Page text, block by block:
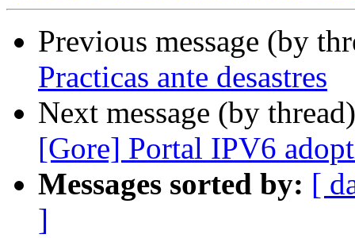
Previous message (by
Practicas ante desastres
Next message (by
[Gore] Portal IPV6
Messages sorted by: [
]